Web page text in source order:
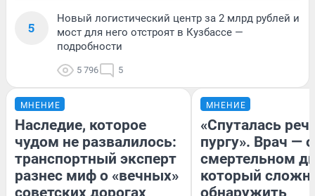
5
Новый логистический центр за 2 млрд рублей и
мост для него отстроят в Кузбассе —
подробности
5 796 5
МНЕНИЕ
Наследие, которое
чудом не развалилось:
транспортный эксперт
разнес миф о «вечных»
советских дорогах
МНЕНИЕ
«Спуталась
пургу». Врач — о
смертельном
который
обнаружить